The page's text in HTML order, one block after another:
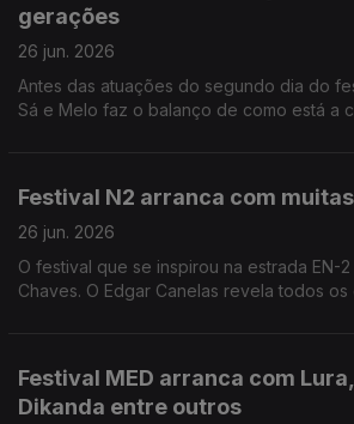
gerações
26 jun. 2026
Antes das atuações do segundo dia do
Sá e Melo faz o balanço de como está a
Festival N2 arranca com
26 jun. 2026
O festival que se inspirou na estrada EN-
Chaves. O Edgar Canelas revela todos
Festival MED arranca com
Dikanda entre outros